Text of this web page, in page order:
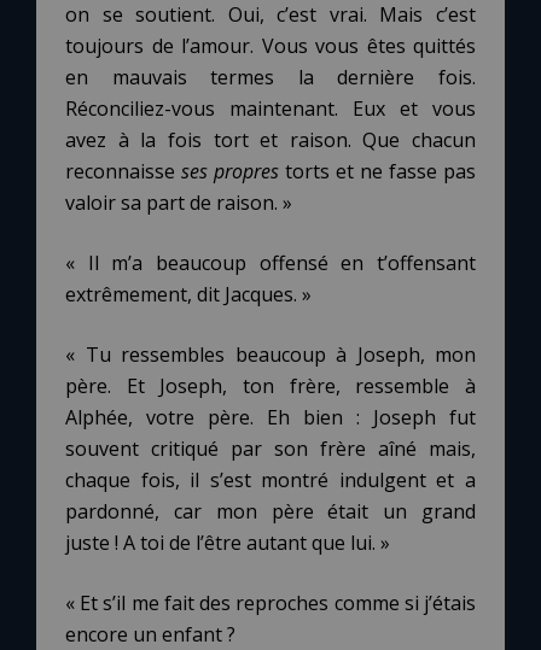
on se soutient. Oui, c’est vrai. Mais c’est
toujours de l’amour. Vous vous êtes quittés
en mauvais termes la dernière fois.
Réconciliez-vous maintenant. Eux et vous
avez à la fois tort et raison. Que chacun
reconnaisse ses propres torts et ne fasse pas
valoir sa part de raison. »
« Il m’a beaucoup offensé en t’offensant
extrêmement, dit Jacques. »
« Tu ressembles beaucoup à Joseph, mon
père. Et Joseph, ton frère, ressemble à
Alphée, votre père. Eh bien : Joseph fut
souvent critiqué par son frère aîné mais,
chaque fois, il s’est montré indulgent et a
pardonné, car mon père était un grand
juste ! A toi de l’être autant que lui. »
« Et s’il me fait des reproches comme si j’étais
encore un enfant ?